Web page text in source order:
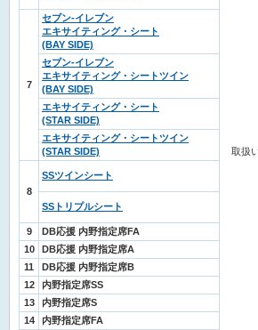
取扱
7
セブン-イレブン
エキサイティング・シート
(BAY SIDE)
セブン-イレブン
エキサイティング・シートツイン
(BAY SIDE)
エキサイティング・シート
(STAR SIDE)
エキサイティング・シートツイン
(STAR SIDE)
8
SSツインシート
SSトリプルシート
9
DB応援 内野指定席FA
10
DB応援 内野指定席A
11
DB応援 内野指定席B
12
内野指定席SS
13
内野指定席S
14
内野指定席FA